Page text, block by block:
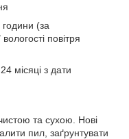
(за
повітря
місяці з дати
та сухою. Нові
пил, заґрунтувати